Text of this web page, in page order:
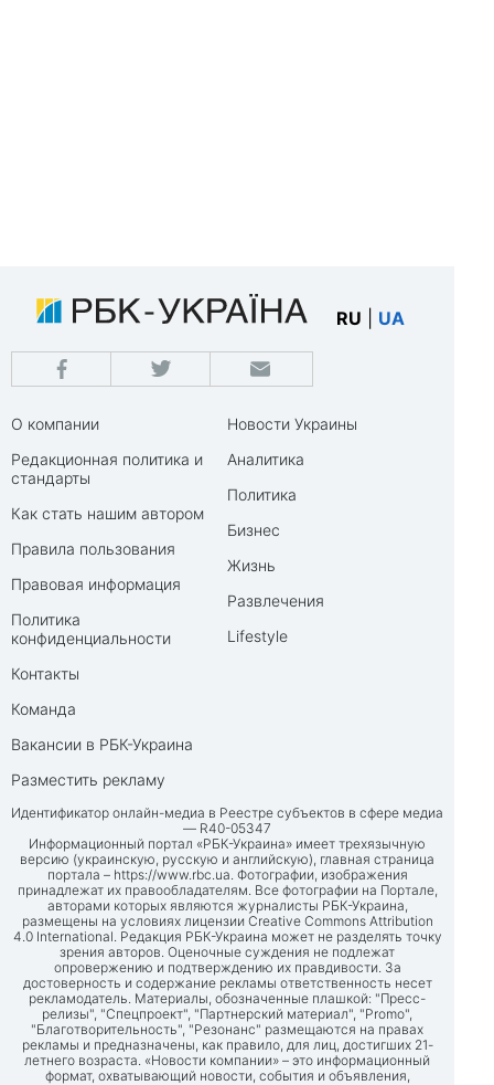
RU UA
О компании
Редакционная политика и
стандарты
Как стать нашим автором
Правила пользования
Правовая информация
Политика
конфиденциальности
Контакты
Команда
Вакансии в РБК-Украина
Разместить рекламу
Новости Украины
Аналитика
Политика
Бизнес
Жизнь
Развлечения
Lifestyle
Идентификатор онлайн-медиа в Реестре субъектов в сфере медиа
— R40-05347
Информационный портал «РБК-Украина» имеет трехязычную
версию (украинскую, русскую и английскую), главная страница
портала – https://www.rbc.ua . Фотографии, изображения
принадлежат их правообладателям. Все фотографии на Портале,
авторами которых являются журналисты РБК-Украина,
размещены на условиях лицензии Creative Commons Attribution
4.0 International. Редакция РБК-Украина может не разделять точку
зрения авторов. Оценочные суждения не подлежат
опровержению и подтверждению их правдивости. За
достоверность и содержание рекламы ответственность несет
рекламодатель. Материалы, обозначенные плашкой: "Пресс-
релизы", "Спецпроект", "Партнерский материал", "Promo",
"Благотворительность", "Резонанс" размещаются на правах
рекламы и предназначены, как правило, для лиц, достигших 21-
летнего возраста. «Новости компании» – это информационный
формат, охватывающий новости, события и объявления,